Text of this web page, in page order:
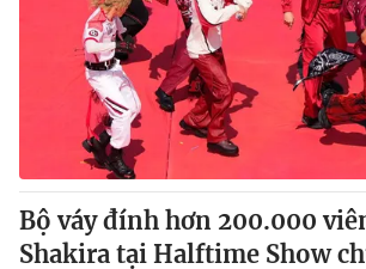
Thế giới
Tin tức
Thế giới đó đây
Câu chuyện quốc tế
Kinh tế
Tài chính
Thị trường
Góc doanh nghiệp
Dữ liệu và đời sống
Truyền hình
Bộ váy đính hơn 200.000
Shakira tại Halftime Show